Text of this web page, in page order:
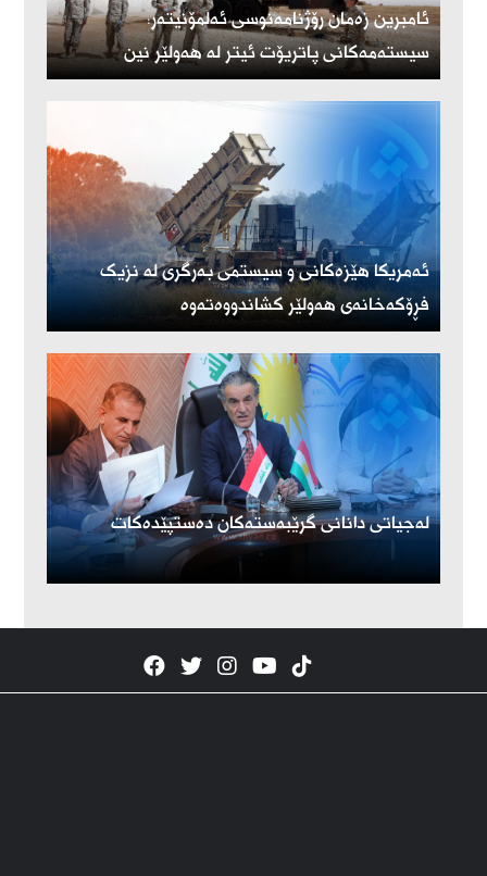
ئامبرین زەمان رۆژنامەنوسی ئەلمۆنیتەر:
سیستەمەکانی پاتریۆت ئیتر لە هەولێر نین
ئەمریكا هێزەكانی و سیستمی بەرگری لە نزیک
فڕۆكەخانەی هەولێر كشاندووەتەوە
لەجیاتی دانانی گرێبەستەکان دەستپێدەکات